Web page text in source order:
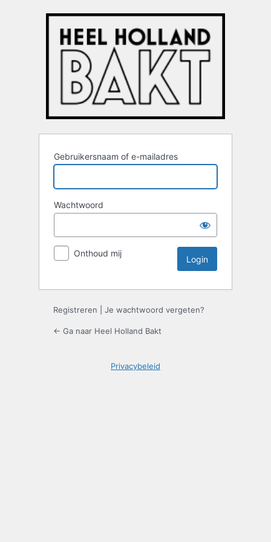
Gebruikersnaam of e-mailadres
Wachtwoord
Onthoud mij
Registreren Je wachtwoord vergeten?
← Ga naar Heel Holland Bakt
Privacybeleid